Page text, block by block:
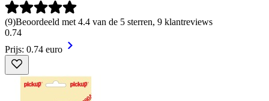
(9)Beoordeeld met 4.4 van de 5 sterren, 9 klantreviews
0.74
Prijs: 0.74 euro